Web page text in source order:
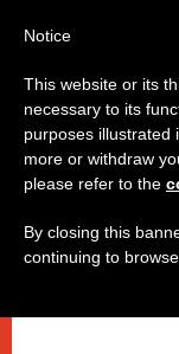
Notice
This website or its
necessary to its
purposes illustrated
more or withdraw
please refer to the
By closing this
continuing to